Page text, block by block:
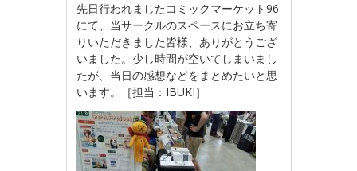
先日行われましたコミックマーケット96
にて、当サークルのスペースにお立ち寄
りいただきました皆様、ありがとうござ
いました。少し時間が空いてしまいまし
たが、当日の感想などをまとめたいと思
います。［担当：IBUKI］